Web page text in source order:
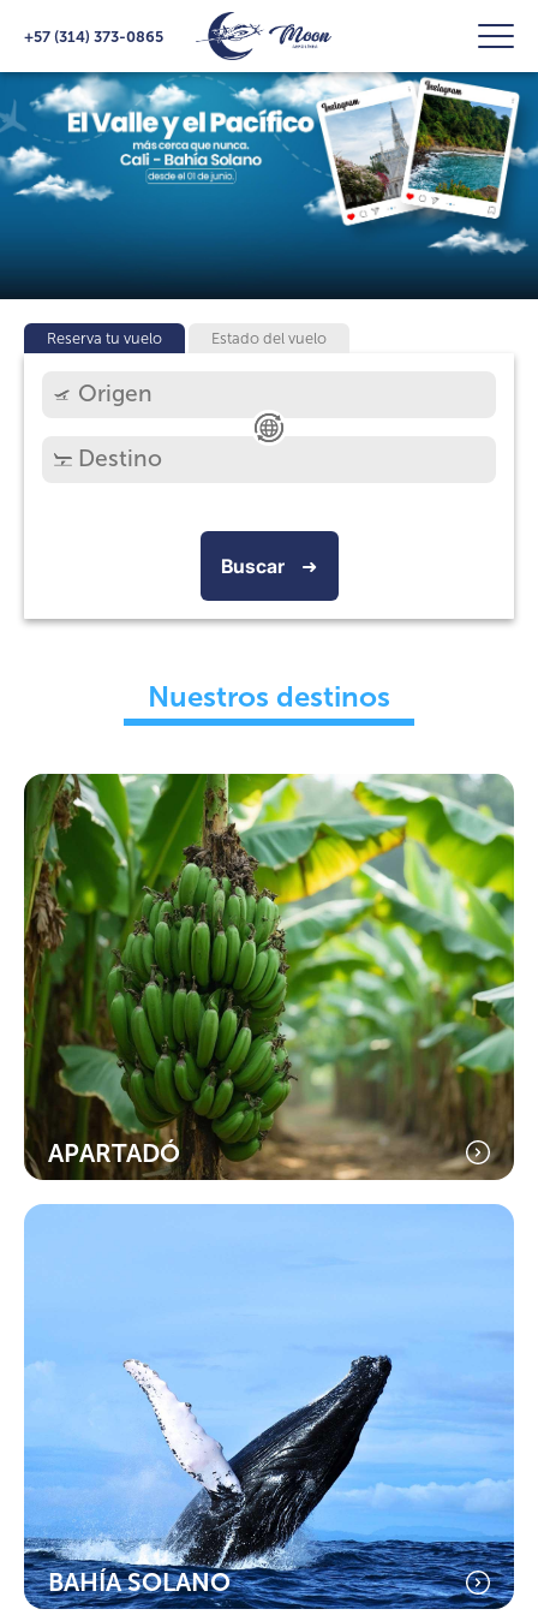
+57 (314) 373-0865
Reserva tu vuelo Estado del vuelo
Buscar ➜
Nuestros destinos
APARTADÓ
BAHÍA SOLANO